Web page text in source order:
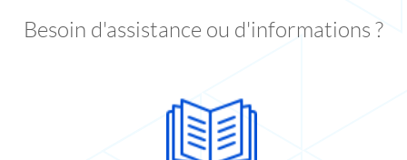
Besoin d'assistance ou d'informations ?